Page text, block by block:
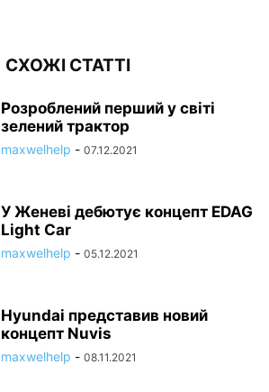
СХОЖІ СТАТТІ
Розроблений перший у світі
зелений трактор
maxwelhelp - 07.12.2021
У Женеві дебютує концепт EDAG
Light Car
maxwelhelp - 05.12.2021
Hyundai представив новий
концепт Nuvis
maxwelhelp - 08.11.2021